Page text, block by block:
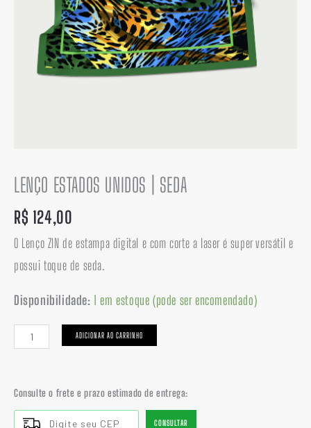
LENÇO ESTADOS UNIDOS | SEDA
R$ 124,00
O Lenço ZIN de estampa digital e com corte a laser é super versátil e
possui toque de seda.
Disponibilidade: 1 em estoque (pode ser encomendado)
ADICIONAR AO CARRINHO
Consulte o frete e prazo estimado de entrega:
CONSULTAR